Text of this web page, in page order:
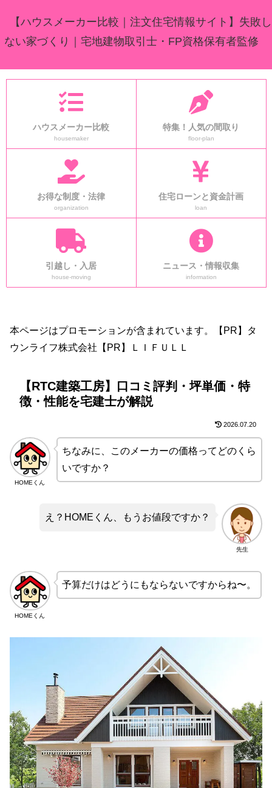
【ハウスメーカー比較｜注文住宅情報サイト】失敗し
ない家づくり｜宅地建物取引士・FP資格保有者監修
ハウスメーカー比較
housemaker
特集！人気の間取り
floor-plan
お得な制度・法律
organization
住宅ローンと資金計画
loan
引越し・入居
house-moving
ニュース・情報収集
information
本ページはプロモーションが含まれています。【PR】タ
ウンライフ株式会社【PR】ＬＩＦＵＬＬ
【RTC建築工房】口コミ評判・坪単価・特
徴・性能を宅建士が解説
2026.07.20
HOMEくん
ちなみに、このメーカーの価格ってどのくら
いですか？
先生
え？HOMEくん、もうお値段ですか？
HOMEくん
予算だけはどうにもならないですからね〜。